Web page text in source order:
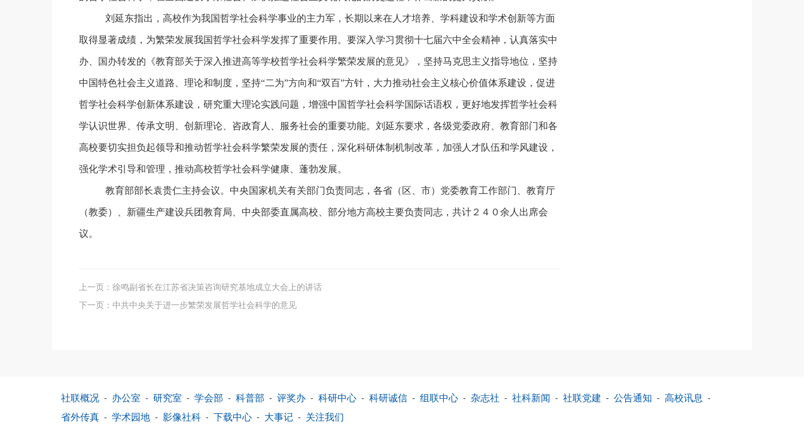
刘延东指出，高校作为我国哲学社会科学事业的主力军，长期以来在人才培养、学科建设和学术创新等方面
取得显著成绩，为繁荣发展我国哲学社会科学发挥了重要作用。要深入学习贯彻十七届六中全会精神，认真落实中
办、国办转发的《教育部关于深入推进高等学校哲学社会科学繁荣发展的意见》，坚持马克思主义指导地位，坚持
中国特色社会主义道路、理论和制度，坚持“二为”方向和“双百”方针，大力推动社会主义核心价值体系建设，促进
哲学社会科学创新体系建设，研究重大理论实践问题，增强中国哲学社会科学国际话语权，更好地发挥哲学社会科
学认识世界、传承文明、创新理论、咨政育人、服务社会的重要功能。刘延东要求，各级党委政府、教育部门和各
高校要切实担负起领导和推动哲学社会科学繁荣发展的责任，深化科研体制机制改革，加强人才队伍和学风建设，
强化学术引导和管理，推动高校哲学社会科学健康、蓬勃发展。
教育部部长袁贵仁主持会议。中央国家机关有关部门负责同志，各省（区、市）党委教育工作部门、教育厅
（教委）、新疆生产建设兵团教育局、中央部委直属高校、部分地方高校主要负责同志，共计２４０余人出席会
议。
上一页： 徐鸣副省长在江苏省决策咨询研究基地成立大会上的讲话
下一页： 中共中央关于进一步繁荣发展哲学社会科学的意见
社联概况 - 办公室 - 研究室 - 学会部 - 科普部 - 评奖办 - 科研中心 - 科研诚信 - 组联中心 - 杂志社 - 社科新闻 - 社联党建 - 公告通知 - 高校讯息 -
省外传真 - 学术园地 - 影像社科 - 下载中心 - 大事记 - 关注我们